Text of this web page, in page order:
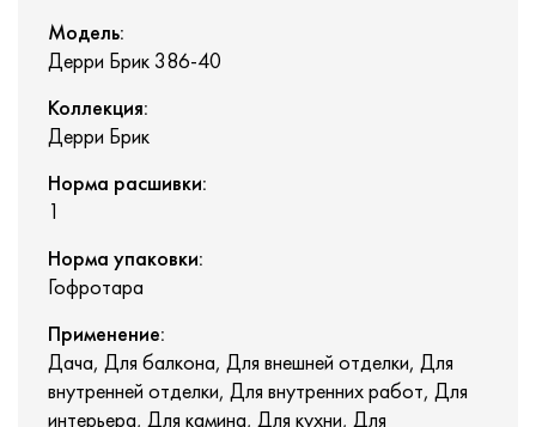
Модель:
Дерри Брик 386-40
Коллекция:
Дерри Брик
Норма расшивки:
1
Норма упаковки:
Гофротара
Применение:
Дача, Для балкона, Для внешней отделки, Для
внутренней отделки, Для внутренних работ, Для
интерьера, Для камина, Для кухни, Для